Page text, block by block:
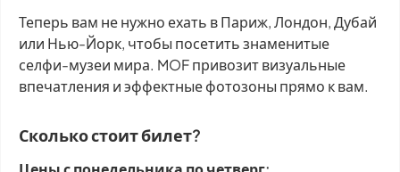
Теперь вам не нужно ехать в Париж, Лондон, Дубай
или Нью-Йорк, чтобы посетить знаменитые
селфи-музеи мира. MOF привозит визуальные
впечатления и эффектные фотозоны прямо к вам.
Сколько стоит билет?